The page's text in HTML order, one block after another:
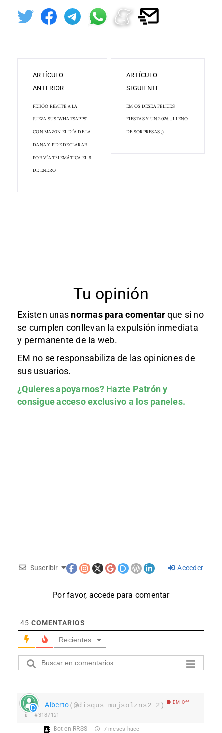
ARTÍCULO
ANTERIOR
FEIJÓO REMITE A LA
JUEZA SUS 'WHATSAPPS'
CON MAZÓN EL DÍA DE LA
DANA Y PIDE DECLARAR
POR VÍA TELEMÁTICA EL 9
DE ENERO
ARTÍCULO
SIGUIENTE
EM OS DESEA FELICES
FIESTAS Y UN 2026... LLENO
DE SORPRESAS ;)
Tu opinión
Existen unas normas para comentar que si no
se cumplen conllevan la expulsión inmediata
y permanente de la web.
EM no se responsabiliza de las opiniones de
sus usuarios.
¿Quieres apoyarnos? Hazte Patróny
consigue acceso exclusivo a los paneles.
Suscribir Acceder
Por favor, accede para comentar
45 COMENTARIOS
Recientes
Alberto(@disqus_mujsolzns2_2) EM Off
#3187121
Bot en RRSS 7 meses hace